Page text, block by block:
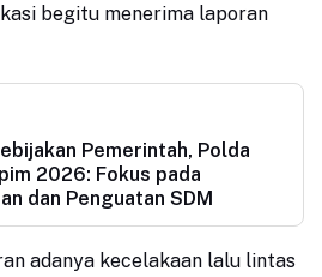
begitu menerima laporan
Pemerintah, Polda
2026: Fokus pada
dan Penguatan SDM
adanya kecelakaan lalu lintas